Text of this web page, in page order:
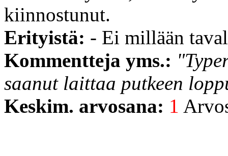
kiinnostunut.
Erityistä: - Ei millään
Kommentteja yms.:
saanut laittaa putkeen
Keskim. arvosana: 1